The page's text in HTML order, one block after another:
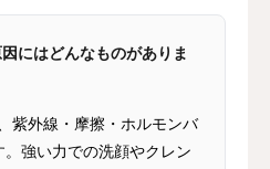
にはどんなものがありま
紫外線・摩擦・ホルモンバ
強い力での洗顔やクレン